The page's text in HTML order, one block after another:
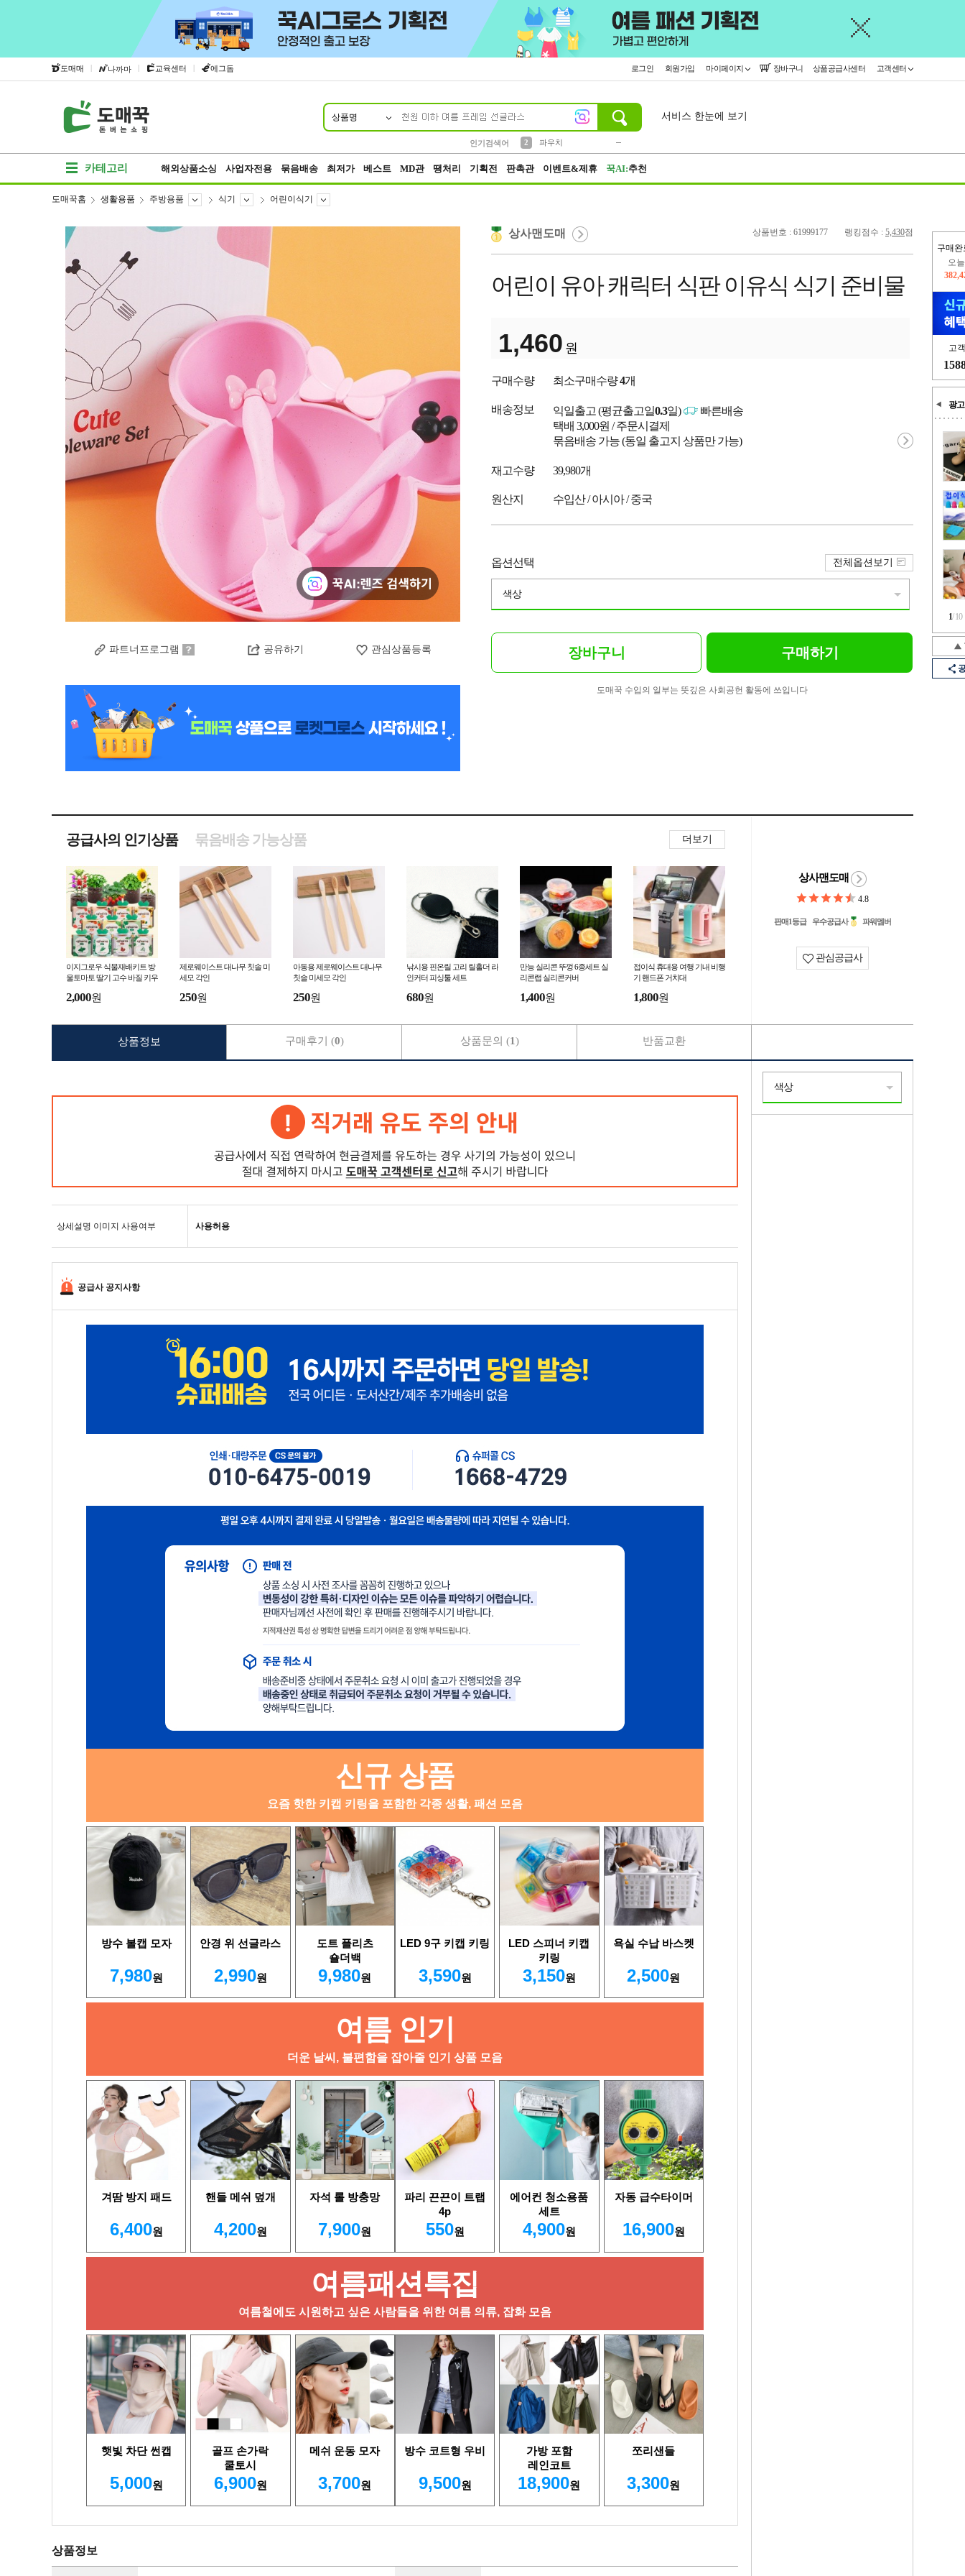
도매매 | 나까마 | 교육센터 | 에그돔 로그인 회원가입 마이페이지 장바구니 상품공급사센터 고객센터
상품명
인기검색어
2
파우치
서비스 한눈에 보기
카테고리 해외상품소싱 사업자전용 묶음배송 최저가 베스트 MD관 땡처리 기획전 판촉관 이벤트&제휴 꾹AI:추천
구매완
오
고
광고
1/10
도매꾹홈 생활용품 주방용품 식기 어린이식기
파트너프로그램 공유하기 관심상품등록
상품번호 : 61999177 랭킹점수 : 5,430점
상사맨도매
어린이 유아 캐릭터 식판 이유식 식기 준비물
1,460 원
구매수량 최소구매수량4개
배송정보 익일출고 (평균출고일0.3일)
빠른배송
택배 3,000원 / 주문시결제
묶음배송 가능 (동일 출고지 상품만 가능)
재고수량 39,980개
원산지 수입산 / 아시아 / 중국
옵션선택
색상
전체옵션보기
장바구니 구매하기
도매꾹 수입의 일부는 뜻깊은 사회공헌 활동에 쓰입니다
공급사의 인기상품 더보기
묶음배송 가능상품
이지그로우 식물재배키트 방
울토마토 딸기 고수 바질 키우
2,000원
제로웨이스트 대나무 칫솔 미
세모 각인
250원
아동용 제로웨이스트 대나무
칫솔 미세모 각인
250원
낚시용 핀온릴 고리 릴홀더 라
인커터 피싱툴 세트
680원
만능 실리콘 뚜껑 6종세트 실
리콘랩 실리콘커버
1,400원
접이식 휴대용 여행 기내 비행
기 핸드폰 거치대
1,800원
상사맨도매
4.8
판매1등급 우수공급사 파워멤버
관심공급사
상세설명 이미지 사용여부 사용허용
공급사 공지사항
신규 상품
요즘 핫한 키캡 키링을 포함한 각종 생활, 패션 모음
방수 볼캡 모자
7,980원
안경 위 선글라스
2,990원
도트 플리츠
숄더백
9,980원
LED 9구 키캡 키링
3,590원
LED 스피너 키캡
키링
3,150원
욕실 수납 바스켓
2,500원
여름 인기
더운 날씨, 불편함을 잡아줄 인기 상품 모음
겨땀 방지 패드
6,400원
핸들 메쉬 덮개
4,200원
자석 롤 방충망
7,900원
파리 끈끈이 트랩
4p
550원
에어컨 청소용품
세트
4,900원
자동 급수타이머
16,900원
여름패션특집
여름철에도 시원하고 싶은 사람들을 위한 여름 의류, 잡화 모음
햇빛 차단 썬캡
5,000원
골프 손가락
쿨토시
6,900원
메쉬 운동 모자
3,700원
방수 코트형 우비
9,500원
가방 포함
레인코트
18,900원
쪼리샌들
3,300원
상품정보
상품정보 구매후기 (0) 상품문의 (1) 반품교환
색상